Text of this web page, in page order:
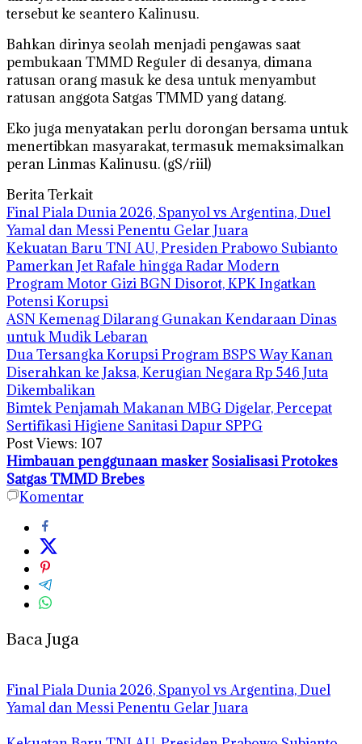
tersebut ke seantero Kalinusu.
Bahkan dirinya seolah menjadi pengawas saat
pembukaan TMMD Reguler di desanya, dimana
ratusan orang masuk ke desa untuk menyambut
ratusan anggota Satgas TMMD yang datang.
Eko juga menyatakan perlu dorongan bersama untuk
menertibkan masyarakat, termasuk memaksimalkan
peran Linmas Kalinusu. (gS/riil)
Berita Terkait
Final Piala Dunia 2026, Spanyol vs Argentina, Duel
Yamal dan Messi Penentu Gelar Juara
Kekuatan Baru TNI AU, Presiden Prabowo Subianto
Pamerkan Jet Rafale hingga Radar Modern
Program Motor Gizi BGN Disorot, KPK Ingatkan
Potensi Korupsi
ASN Kemenag Dilarang Gunakan Kendaraan Dinas
untuk Mudik Lebaran
Dua Tersangka Korupsi Program BSPS Way Kanan
Diserahkan ke Jaksa, Kerugian Negara Rp 546 Juta
Dikembalikan
Bimtek Penjamah Makanan MBG Digelar, Percepat
Sertifikasi Higiene Sanitasi Dapur SPPG
Post Views: 107
Himbauan penggunaan masker Sosialisasi Protokes
Satgas TMMD Brebes
Komentar
Baca Juga
Final Piala Dunia 2026, Spanyol vs Argentina, Duel
Yamal dan Messi Penentu Gelar Juara